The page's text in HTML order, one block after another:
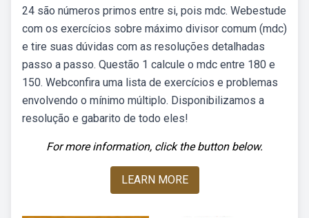
24 são números primos entre si, pois mdc. Webestude
com os exercícios sobre máximo divisor comum (mdc)
e tire suas dúvidas com as resoluções detalhadas
passo a passo. Questão 1 calcule o mdc entre 180 e
150. Webconfira uma lista de exercícios e problemas
envolvendo o mínimo múltiplo. Disponibilizamos a
resolução e gabarito de todo eles!
For more information, click the button below.
LEARN MORE